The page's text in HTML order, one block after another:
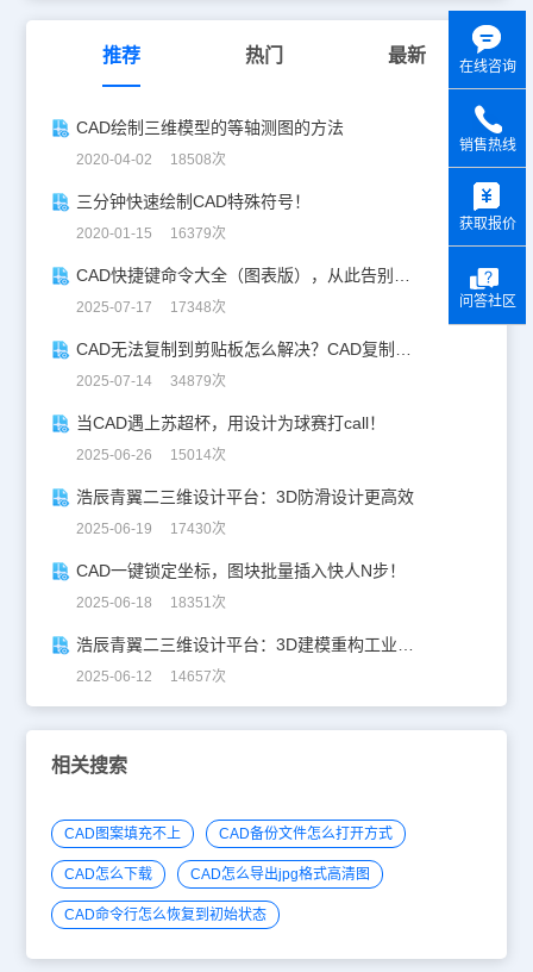
推荐 热门 最新
CAD绘制三维模型的等轴测图的方法
2020-04-02 18508次
三分钟快速绘制CAD特殊符号！
2020-01-15 16379次
2025-07-17 17348次
2025-07-14 34879次
当CAD遇上苏超杯，用设计为球赛打call！
2025-06-26 15014次
浩辰青翼二三维设计平台：3D防滑设计更高效
2025-06-19 17430次
CAD一键锁定坐标，图块批量插入快人N步！
2025-06-18 18351次
2025-06-12 14657次
相关搜索
CAD图案填充不上 CAD备份文件怎么打开方式
CAD怎么下载 CAD怎么导出jpg格式高清图
CAD命令行怎么恢复到初始状态
在线咨询
销售热线
获取报价
问答社区